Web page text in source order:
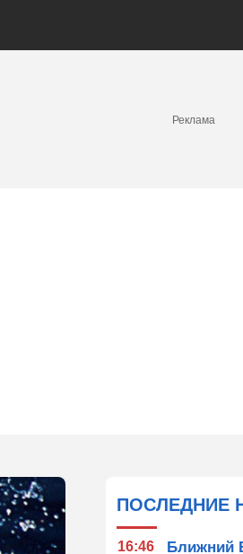
Реклама
ПОСЛЕДНИЕ
16:46 Ближний